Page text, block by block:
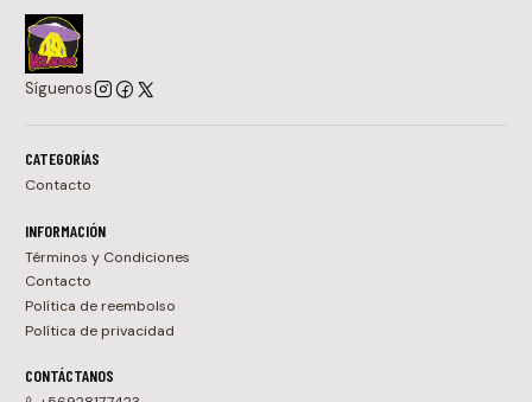
Síguenos
CATEGORÍAS
Contacto
INFORMACIÓN
Términos y Condiciones
Contacto
Política de reembolso
Política de privacidad
CONTÁCTANOS